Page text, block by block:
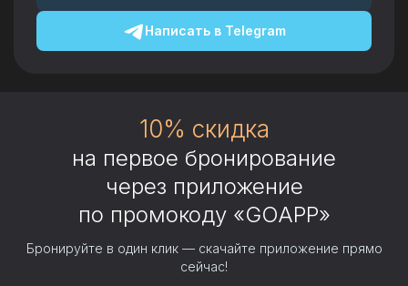
Написать вTelegram
10% скидка
на первое бронирование
через приложение
по промокоду «GOAPP»
Бронируйте в один клик — скачайте приложение прямо
сейчас!